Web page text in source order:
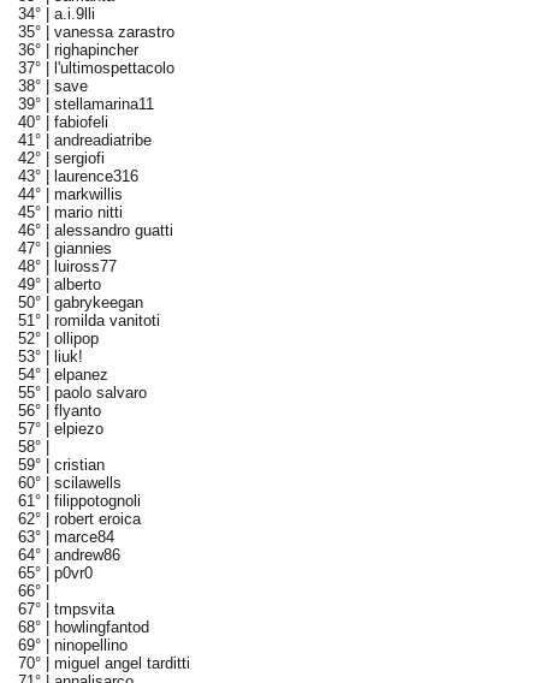
34° | a.i.9lli
35° | vanessa zarastro
36° | righapincher
37° |
l'ultimospettacolo
38° | save
39° | stellamarina11
40° | fabiofeli
41° | andreadiatribe
42° | sergiofi
43° |
laurence316
44° | markwillis
45° | mario nitti
46° | alessandro guatti
47° | giannies
48° |
luiross77
49° | alberto
50° | gabrykeegan
51° | romilda vanitoti
52° | ollipop
53° |
liuk!
54° | elpanez
55° | paolo salvaro
56° | flyanto
57° | elpiezo
58° |
59° | cristian
60° | scilawells
61° | filippotognoli
62° | robert eroica
63° | marce84
64° | andrew86
65° | p0vr0
66° |
67° | tmpsvita
68° |
howlingfantod
69° | ninopellino
70° | miguel angel tarditti